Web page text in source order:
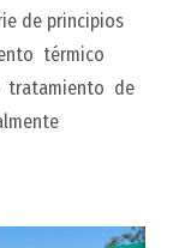
de principios
térmico
tratamiento de